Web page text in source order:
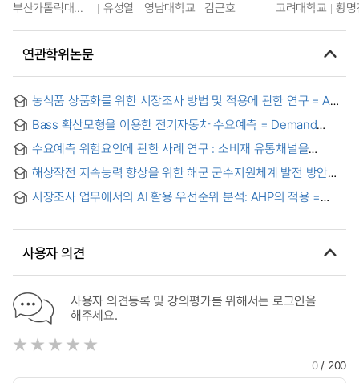
부산가톨릭대학교 유성열 영남대학교 김근호 고려대학교 황
연관학위논문
농식품 상품화를 위한 시장조사 방법 및 적용에 관한 연구 = A
for Merchandising of Agri-food
Bass 확산모형을 이용한 전기자동차 수요예측 = Demand
수요예측 위험요인에 관한 사례 연구 : 소비재 유통채널을
해상작전 지속능력 향상을 위한 해군 군수지원체계 발전 방안
방법론을 중심으로
시장조사 업무에서의 AI 활용 우선순위 분석: AHP의 적용 =
사용자 의견
사용자 의견등록 및 강의평가를 위해서는 로그인을
해주세요.
0/ 200